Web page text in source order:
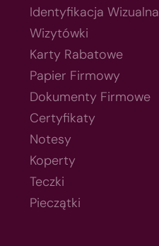
Identyfikacja Wizualna
Wizytówki
Karty Rabatowe
Papier Firmowy
Dokumenty Firmowe
Certyfikaty
Notesy
Koperty
Teczki
Pieczątki